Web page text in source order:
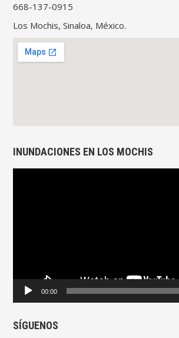
668-137-0915
Los Mochis, Sinaloa, México.
INUNDACIONES EN LOS MOCHIS
00:00
SÍGUENOS